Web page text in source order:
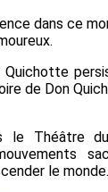
dans ce
de Don
le Théâtre
le monde.